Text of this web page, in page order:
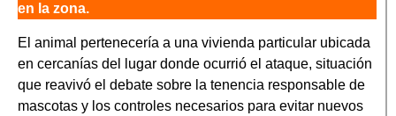
en la zona.
El animal pertenecería a una vivienda particular ubicada
en cercanías del lugar donde ocurrió el ataque, situación
que reavivó el debate sobre la tenencia responsable de
mascotas y los controles necesarios para evitar nuevos